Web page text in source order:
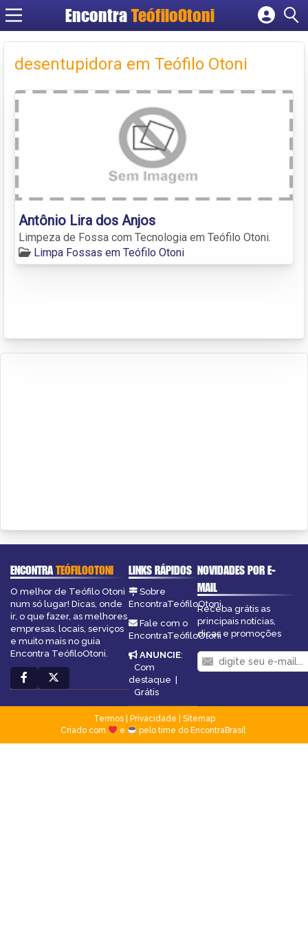
Encontra TeófiloOtoni
Cadastrar empresa
Criar conta
desentupidora em Teófilo Otoni
Antônio Lira dos Anjos
Limpeza de Fossa com Tecnologia em Teófilo Otoni.
Limpa Fossas em Teófilo Otoni
ENCONTRATEÓFILOOTONI
O melhor de Teófilo Otoni
num só lugar! Dicas, onde
ir, o que fazer, as melhores
empresas, locais, serviços
e muito mais no guia
Encontra TeófiloOtoni.
LINKS RÁPIDOS
Sobre
EncontraTeófiloOtoni
Fale com o
EncontraTeófiloOtoni
ANUNCIE:
Com
destaque |
Grátis
NOVIDADES POR E-
MAIL
Receba grátis as
principais notícias,
dicas e promoções
Termos| Privacidade
Sitemap
Criado com
e pelo time do EncontraBrasil